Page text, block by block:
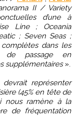
II / Variety
d’une à
Line ; Oceania
; Seven Seas ;
complètes dans les
de passage en
supplémentaires».
devrait représenter
(45% en tête de
nous ramène à la
de fréquentation